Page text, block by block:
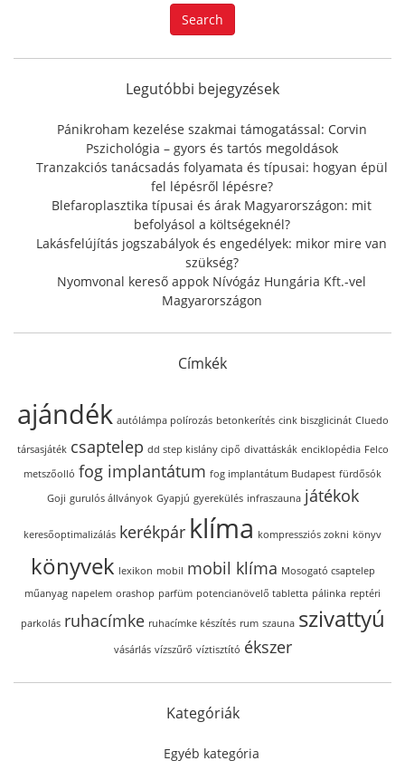
a
r
f
r
:
Search
Legutóbbi bejegyzések
Pánikroham kezelése szakmai támogatással: Corvin
Pszichológia – gyors és tartós megoldások
Tranzakciós tanácsadás folyamata és típusai: hogyan épül
fel lépésről lépésre?
Blefaroplasztika típusai és árak Magyarországon: mit
befolyásol a költségeknél?
Lakásfelújítás jogszabályok és engedélyek: mikor mire van
szükség?
Nyomvonal kereső appok Nívógáz Hungária Kft.-vel
Magyarországon
Címkék
ajándék autólámpa polírozás betonkerítés cink biszglicinát Cluedo
társasjáték csaptelep dd step kislány cipő divattáskák enciklopédia Felco
metszőolló fog implantátum fog implantátum Budapest fürdősók
Goji gurulós állványok Gyapjú gyerekülés infraszauna játékok
keresőoptimalizálás kerékpár klíma kompressziós zokni könyv
könyvek lexikon mobil mobil klíma Mosogató csaptelep
műanyag napelem orashop parfüm potencianövelő tabletta pálinka reptéri
parkolás ruhacímke ruhacímke készítés rum szauna szivattyú
vásárlás vízszűrő víztisztító ékszer
Kategóriák
Egyéb kategória